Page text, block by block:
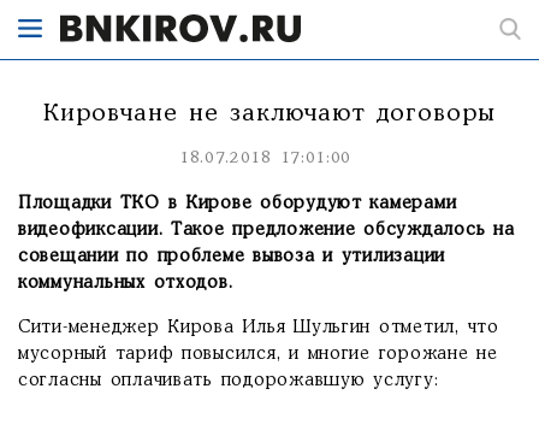
Кировчане не заключают договоры
18.07.2018 17:01:00
Площадки ТКО в Кирове оборудуют камерами
видеофиксации. Такое предложение обсуждалось на
совещании по проблеме вывоза и утилизации
коммунальных отходов.
Сити-менеджер Кирова Илья Шульгин отметил, что
мусорный тариф повысился, и многие горожане не
согласны оплачивать подорожавшую услугу: